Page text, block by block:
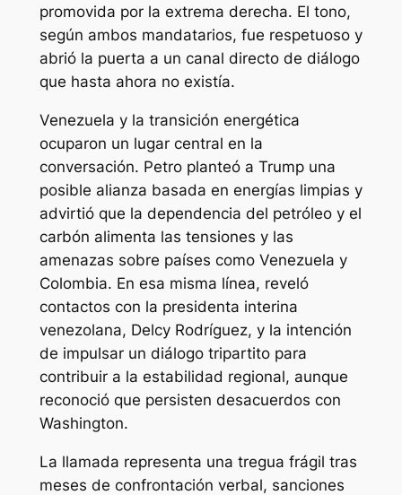
promovida por la extrema derecha. El tono,
según ambos mandatarios, fue respetuoso y
abrió la puerta a un canal directo de diálogo
que hasta ahora no existía.
Venezuela y la transición energética
ocuparon un lugar central en la
conversación. Petro planteó a Trump una
posible alianza basada en energías limpias y
advirtió que la dependencia del petróleo y el
carbón alimenta las tensiones y las
amenazas sobre países como Venezuela y
Colombia. En esa misma línea, reveló
contactos con la presidenta interina
venezolana, Delcy Rodríguez, y la intención
de impulsar un diálogo tripartito para
contribuir a la estabilidad regional, aunque
reconoció que persisten desacuerdos con
Washington.
La llamada representa una tregua frágil tras
meses de confrontación verbal, sanciones